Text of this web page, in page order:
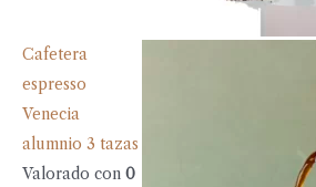
Cafetera
espresso
Venecia
alumnio 3 tazas
Valorado con 0